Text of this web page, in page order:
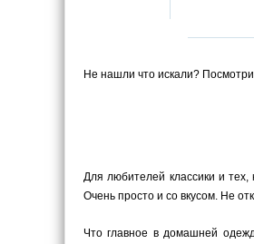
Не нашли что искали?
Для любителей классики и
Очень просто и со вкусом. Не
Что главное в домашней